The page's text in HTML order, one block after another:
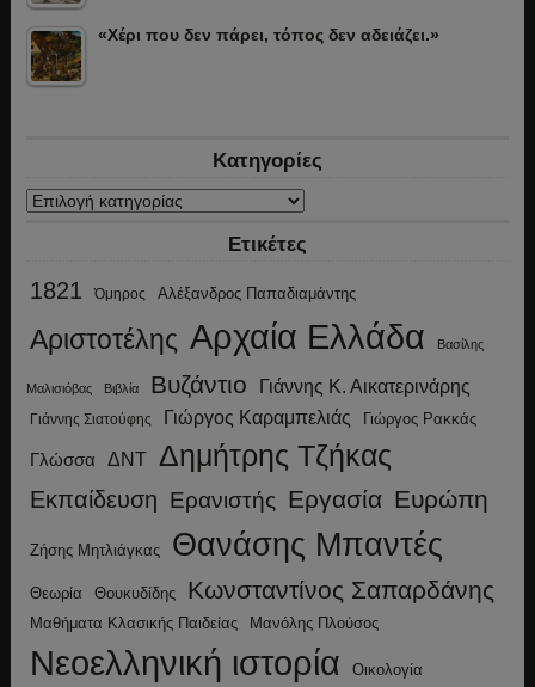
«Χέρι που δεν πάρει, τόπος δεν αδειάζει.»
Κατηγορίες
Κατηγορίες
Ετικέτες
1821 Όμηρος Αλέξανδρος Παπαδιαμάντης
Αριστοτέλης Αρχαία Ελλάδα Βασίλης
Μαλισιόβας Βιβλία Βυζάντιο Γιάννης Κ. Αικατερινάρης
Γιάννης Σιατούφης Γιώργος Καραμπελιάς Γιώργος Ρακκάς
Γλώσσα ΔΝΤ Δημήτρης Τζήκας
Εκπαίδευση Ερανιστής Εργασία Ευρώπη
Ζήσης Μητλιάγκας Θανάσης Μπαντές
Θεωρία Θουκυδίδης Κωνσταντίνος Σαπαρδάνης
Μαθήματα Κλασικής Παιδείας Μανόλης Πλούσος
Νεοελληνική ιστορία Οικολογία